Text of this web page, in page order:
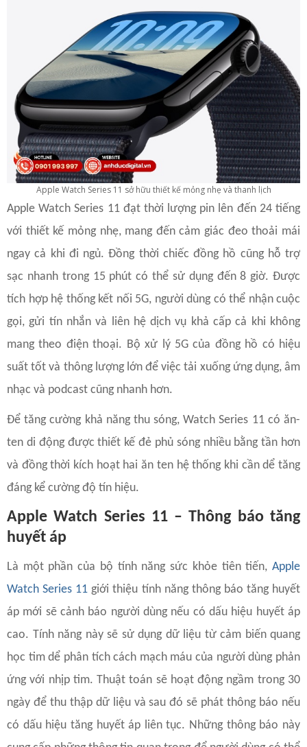
Apple Watch Series 11 sở hữu thiết kế mỏng nhẹ và thanh lịch
Apple Watch Series 11 đạt thời lượng pin lên đến 24 tiếng
với thiết kế mỏng nhẹ, mang đến cảm giác đeo thoải mái
ngay cả khi đi ngủ. Đồng thời chiếc đồng hồ cũng hỗ trợ
sạc nhanh trong 15 phút có thể sử dụng đến 8 giờ. Được
tích hợp hệ thống kết nối 5G, người dùng có thể nhận cuộc
gọi, gửi tín nhắn và liên hệ dịch vụ khả cấp cả khi không
mang theo điện thoại. Bộ xử lý 5G của đồng hồ có hiệu
suất tốt và thông lượng lớn để việc tải xuống ứng dụng, âm
nhạc và podcast cũng nhanh hơn.
Để tăng cường khả năng thu sóng, Watch Series 11 có ăn-
ten di động được thiết kế đẻ phủ sóng nhiều bằng tần hơn
và đồng thời kích hoạt hai ăn ten hệ thống khi cần dể tăng
đáng kể cường độ tín hiệu.
Apple Watch Series 11 – Thông báo tăng
huyết áp
Là một phần của bộ tính năng sức khỏe tiên tiến, Apple
Watch Series 11 giới thiệu tính năng thông báo tăng huyết
áp mới sẽ cảnh báo người dùng nếu có dấu hiệu huyết áp
cao. Tính năng này sẽ sử dụng dữ liệu từ cảm biến quang
học tim dể phân tích cách mạch máu của người dùng phản
ứng với nhịp tim. Thuật toán sẽ hoạt động ngầm trong 30
ngày để thu thập dữ liệu và sau đó sẽ phát thông báo nếu
có dấu hiệu tăng huyết áp liên tục. Những thông báo này